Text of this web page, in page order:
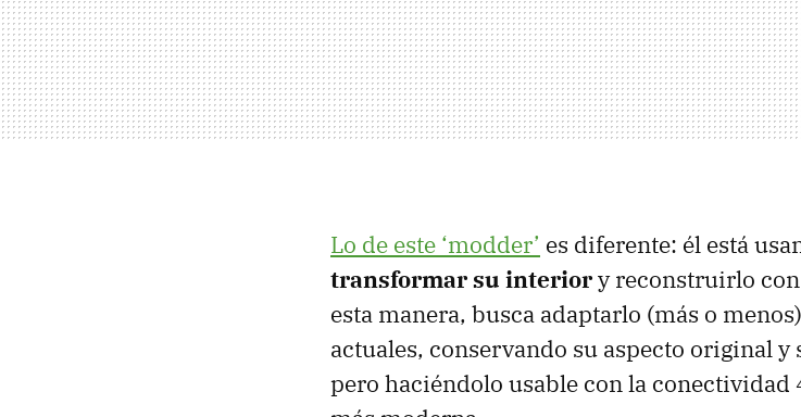
Lo de este ‘modder’ es diferente: él está
transformar su interiory reconstruirlo
esta manera, busca adaptarlo (más o
actuales, conservando su aspecto original
pero haciéndolo usable con la conectividad